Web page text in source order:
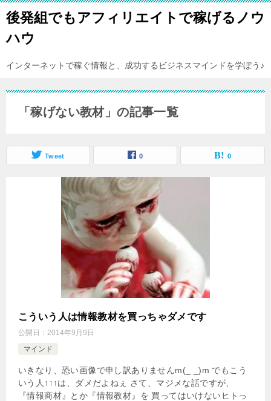
後発組でもアフィリエイトで稼げるノウ
ハウ
インターネットで稼ぐ情報と、成功するビジネスマインドを学ぼう♪
「稼げない教材」の記事一覧
Tweet 0 0
こういう人は情報教材を買っちゃダメです
公開日： 2014年9月9日
マインド
いきなり、恐い画像で申し訳ありませんm(_ _)m でもこう
いう人↑↑↑は、ダメだよねぇ さて、マジメな話ですが、
『情報商材』とか『情報教材』を 買ってはいけないヒトっ